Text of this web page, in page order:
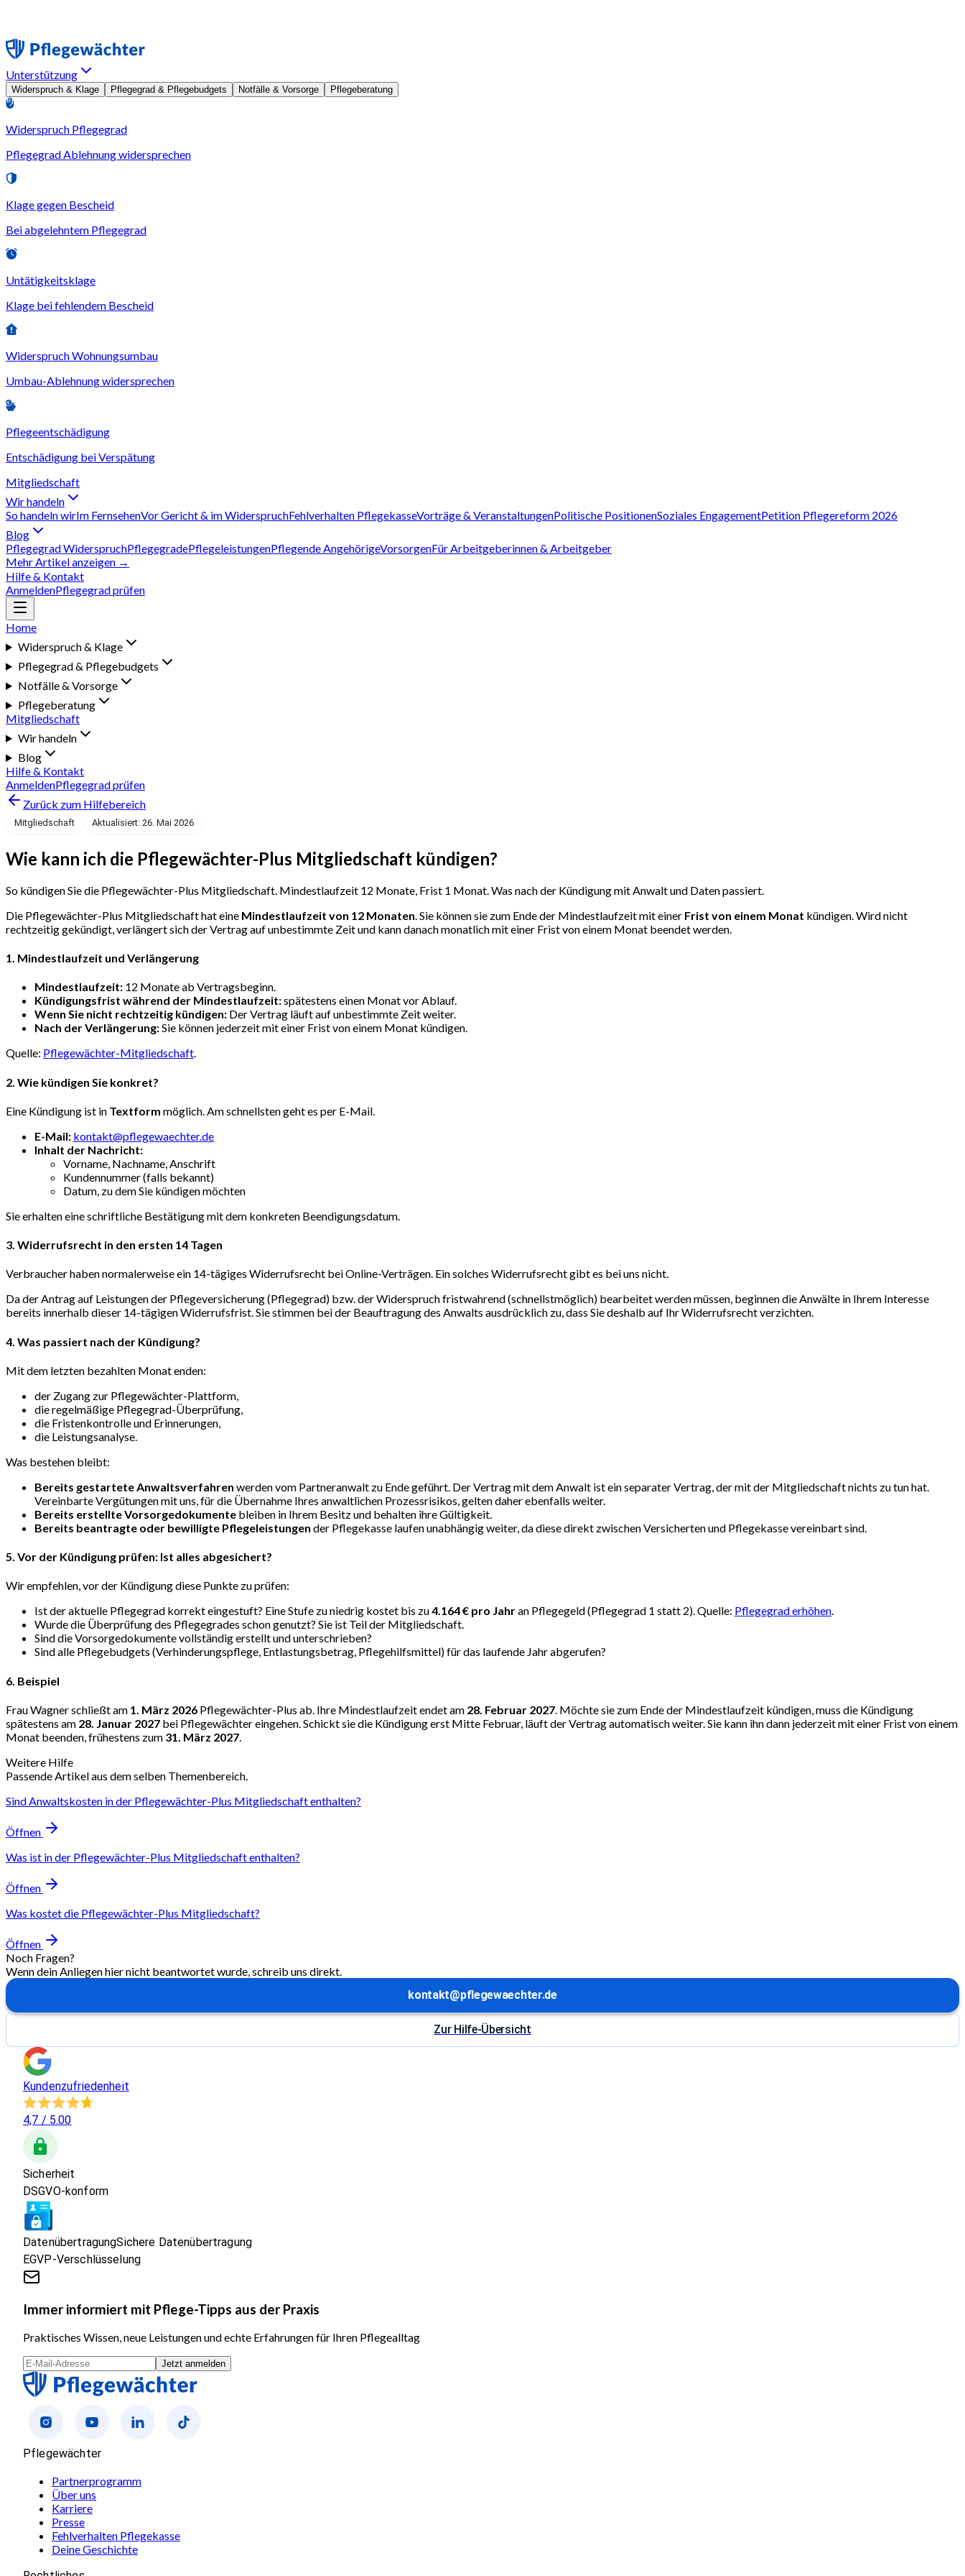
Unterstützung
Widerspruch & Klage Pflegegrad & Pflegebudgets Notfälle & Vorsorge Pflegeberatung
Widerspruch Pflegegrad
Pflegegrad Ablehnung widersprechen
Klage gegen Bescheid
Bei abgelehntem Pflegegrad
Untätigkeitsklage
Klage bei fehlendem Bescheid
Widerspruch Wohnungsumbau
Umbau-Ablehnung widersprechen
Pflegeentschädigung
Entschädigung bei Verspätung
Mitgliedschaft
Wir handeln
So handeln wirIm FernsehenVor Gericht & im WiderspruchFehlverhalten PflegekasseVorträge & VeranstaltungenPolitische PositionenSoziales EngagementPetition Pflegereform 2026
Blog
Pflegegrad WiderspruchPflegegradePflegeleistungenPflegende AngehörigeVorsorgenFür Arbeitgeberinnen & Arbeitgeber
Mehr Artikel anzeigen →
Hilfe & Kontakt
AnmeldenPflegegrad prüfen
Home
Widerspruch & Klage
Pflegegrad & Pflegebudgets
Notfälle & Vorsorge
Pflegeberatung
Mitgliedschaft
Wir handeln
Blog
Hilfe & Kontakt
AnmeldenPflegegrad prüfen
Zurück zum Hilfebereich
Mitgliedschaft Aktualisiert: 26. Mai 2026
Wie kann ich die Pflegewächter-Plus Mitgliedschaft kündigen?
So kündigen Sie die Pflegewächter-Plus Mitgliedschaft. Mindestlaufzeit 12 Monate, Frist 1 Monat. Was nach der Kündigung mit Anwalt und Daten passiert.
Die Pflegewächter-Plus Mitgliedschaft hat eine Mindestlaufzeit von 12 Monaten. Sie können sie zum Ende der Mindestlaufzeit mit einer Frist von einem Monat kündigen. Wird nicht
rechtzeitig gekündigt, verlängert sich der Vertrag auf unbestimmte Zeit und kann danach monatlich mit einer Frist von einem Monat beendet werden.
1. Mindestlaufzeit und Verlängerung
Mindestlaufzeit: 12 Monate ab Vertragsbeginn.
Kündigungsfrist während der Mindestlaufzeit:spätestens einen Monat vor Ablauf.
Wenn Sie nicht rechtzeitig kündigen: Der Vertrag läuft auf unbestimmte Zeit weiter.
Nach der Verlängerung:Sie können jederzeit mit einer Frist von einem Monat kündigen.
Quelle: Pflegewächter-Mitgliedschaft.
2. Wie kündigen Sie konkret?
Eine Kündigung ist in Textform möglich. Am schnellsten geht es per E-Mail.
E-Mail: kontakt@pflegewaechter.de
Inhalt der Nachricht:
Vorname, Nachname, Anschrift
Kundennummer (falls bekannt)
Datum, zu dem Sie kündigen möchten
Sie erhalten eine schriftliche Bestätigung mit dem konkreten Beendigungsdatum.
3. Widerrufsrecht in den ersten 14 Tagen
Verbraucher haben normalerweise ein 14-tägiges Widerrufsrecht bei Online-Verträgen. Ein solches Widerrufsrecht gibt es bei uns nicht.
Da der Antrag auf Leistungen der Pflegeversicherung (Pflegegrad) bzw. der Widerspruch fristwahrend (schnellstmöglich) bearbeitet werden müssen, beginnen die Anwälte in Ihrem Interesse
bereits innerhalb dieser 14-tägigen Widerrufsfrist. Sie stimmen bei der Beauftragung des Anwalts ausdrücklich zu, dass Sie deshalb auf Ihr Widerrufsrecht verzichten.
4. Was passiert nach der Kündigung?
Mit dem letzten bezahlten Monat enden:
der Zugang zur Pflegewächter-Plattform,
die regelmäßige Pflegegrad-Überprüfung,
die Fristenkontrolle und Erinnerungen,
die Leistungsanalyse.
Was bestehen bleibt:
Bereits gestartete Anwaltsverfahren werden vom Partneranwalt zu Ende geführt. Der Vertrag mit dem Anwalt ist ein separater Vertrag, der mit der Mitgliedschaft nichts zu tun hat.
Vereinbarte Vergütungen mit uns, für die Übernahme Ihres anwaltlichen Prozessrisikos, gelten daher ebenfalls weiter.
Bereits erstellte Vorsorgedokumente bleiben in Ihrem Besitz und behalten ihre Gültigkeit.
Bereits beantragte oder bewilligte Pflegeleistungen der Pflegekasse laufen unabhängig weiter, da diese direkt zwischen Versicherten und Pflegekasse vereinbart sind.
5. Vor der Kündigung prüfen: Ist alles abgesichert?
Wir empfehlen, vor der Kündigung diese Punkte zu prüfen:
Ist der aktuelle Pflegegrad korrekt eingestuft? Eine Stufe zu niedrig kostet bis zu4.164 € pro Jahran Pflegegeld (Pflegegrad 1 statt 2). Quelle: Pflegegrad erhöhen.
Wurde die Überprüfung des Pflegegrades schon genutzt? Sie ist Teil der Mitgliedschaft.
Sind die Vorsorgedokumente vollständig erstellt und unterschrieben?
Sind alle Pflegebudgets (Verhinderungspflege, Entlastungsbetrag, Pflegehilfsmittel) für das laufende Jahr abgerufen?
6. Beispiel
Frau Wagner schließt am 1. März 2026 Pflegewächter-Plus ab. Ihre Mindestlaufzeit endet am 28. Februar 2027. Möchte sie zum Ende der Mindestlaufzeit kündigen, muss die Kündigung
spätestens am 28. Januar 2027 bei Pflegewächter eingehen. Schickt sie die Kündigung erst Mitte Februar, läuft der Vertrag automatisch weiter. Sie kann ihn dann jederzeit mit einer Frist von einem
Monat beenden, frühestens zum 31. März 2027.
Weitere Hilfe
Passende Artikel aus dem selben Themenbereich.
Sind Anwaltskosten in der Pflegewächter-Plus Mitgliedschaft enthalten?
Öffnen
Was ist in der Pflegewächter-Plus Mitgliedschaft enthalten?
Öffnen
Was kostet die Pflegewächter-Plus Mitgliedschaft?
Öffnen
Noch Fragen?
Wenn dein Anliegen hier nicht beantwortet wurde, schreib uns direkt.
kontakt@pflegewaechter.de
Zur Hilfe-Übersicht
Kundenzufriedenheit
4,7 / 5.00
Sicherheit
DSGVO-konform
DatenübertragungSichere Datenübertragung
EGVP-Verschlüsselung
Immer informiert mit Pflege-Tipps aus der Praxis
Praktisches Wissen, neue Leistungen und echte Erfahrungen für Ihren Pflegealltag
Jetzt anmelden
Pflegewächter
Partnerprogramm
Über uns
Karriere
Presse
Fehlverhalten Pflegekasse
Deine Geschichte